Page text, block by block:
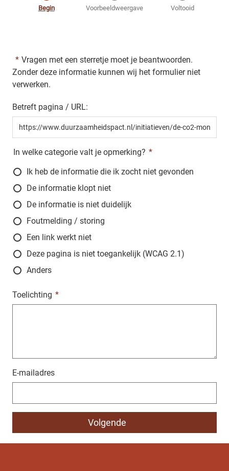
Huidige
Begin Voorbeeldweergave Voltooid
Vragen met een sterretje moet je beantwoorden.
Zonder deze informatie kunnen wij het formulier niet
verwerken.
Betreft pagina / URL:
In welke categorie valt je opmerking?
Ik heb de informatie die ik zocht niet gevonden
De informatie klopt niet
De informatie is niet duidelijk
Foutmelding / storing
Een link werkt niet
Deze pagina is niet toegankelijk (WCAG 2.1)
Anders
Toelichting
E-mailadres